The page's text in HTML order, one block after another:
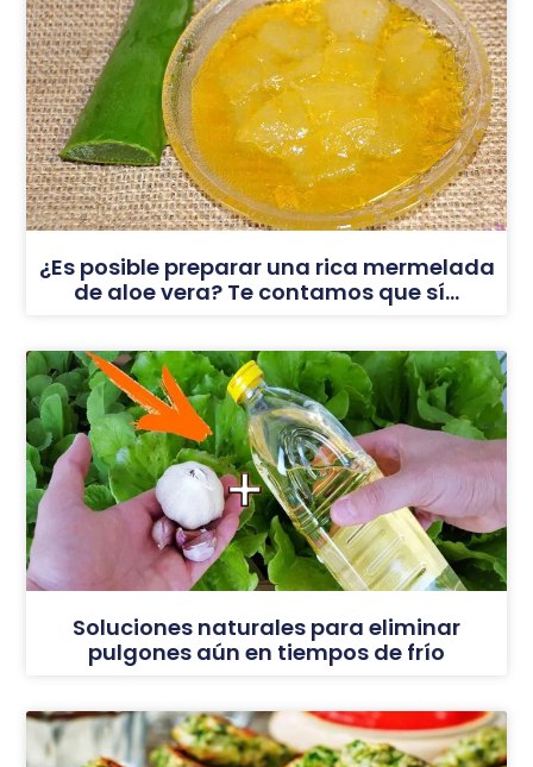
¿Es posible preparar una rica mermelada
de aloe vera? Te contamos que sí…
Soluciones naturales para eliminar
pulgones aún en tiempos de frío